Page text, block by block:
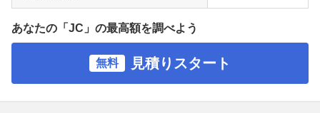
あなたの「JC」の最高額を調べよう
無料 見積りスタート